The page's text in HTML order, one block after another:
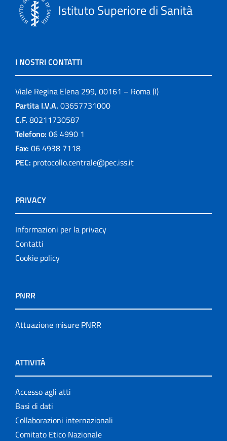
Istituto Superiore di Sanità
I NOSTRI CONTATTI
Viale Regina Elena 299, 00161 – Roma (I)
Partita I.V.A. 03657731000
C.F. 80211730587
Telefono: 06 4990 1
Fax: 06 4938 7118
PEC: protocollo.centrale@pec.iss.it
PRIVACY
Informazioni per la privacy
Contatti
Cookie policy
PNRR
Attuazione misure PNRR
ATTIVITÀ
Accesso agli atti
Basi di dati
Collaborazioni internazionali
Comitato Etico Nazionale